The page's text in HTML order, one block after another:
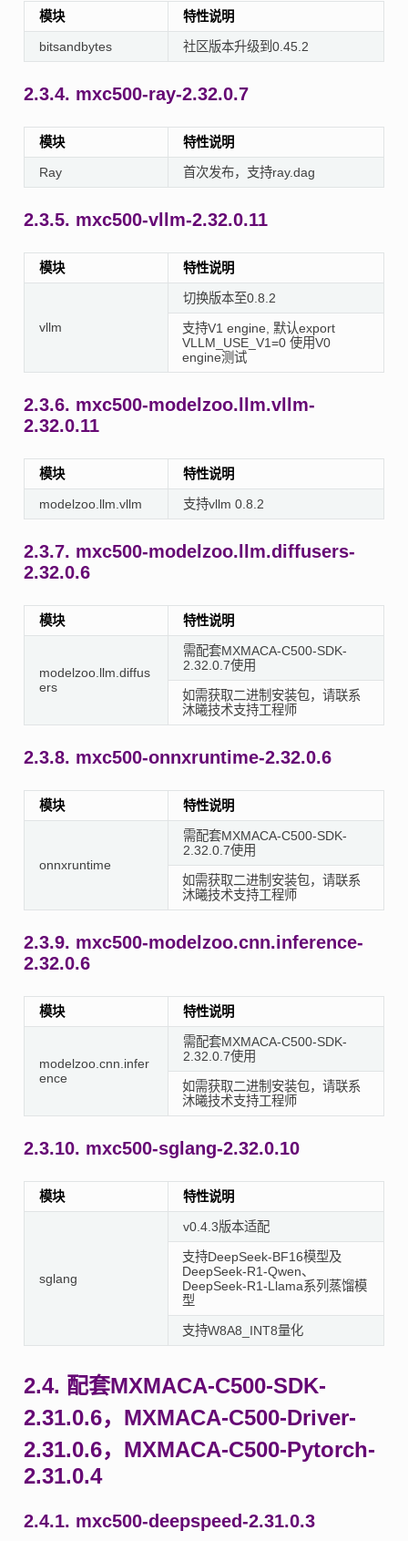
模块 特性说明
bitsandbytes 社区版本升级到0.45.2
2.3.4. mxc500-ray-2.32.0.7
模块 特性说明
Ray 首次发布，支持ray.dag
2.3.5. mxc500-vllm-2.32.0.11
模块 特性说明
vllm
切换版本至0.8.2
支持V1 engine, 默认export
VLLM_USE_V1=0 使用V0
engine测试
2.3.6. mxc500-modelzoo.llm.vllm-
2.32.0.11
模块 特性说明
modelzoo.llm.vllm 支持vllm 0.8.2
2.3.7. mxc500-modelzoo.llm.diffusers-
2.32.0.6
模块 特性说明
modelzoo.llm.diffus
ers
需配套MXMACA-C500-SDK-
2.32.0.7使用
如需获取二进制安装包，请联系
沐曦技术支持工程师
2.3.8. mxc500-onnxruntime-2.32.0.6
模块 特性说明
onnxruntime
需配套MXMACA-C500-SDK-
2.32.0.7使用
如需获取二进制安装包，请联系
沐曦技术支持工程师
2.3.9. mxc500-modelzoo.cnn.inference-
2.32.0.6
模块 特性说明
modelzoo.cnn.infer
ence
需配套MXMACA-C500-SDK-
2.32.0.7使用
如需获取二进制安装包，请联系
沐曦技术支持工程师
2.3.10. mxc500-sglang-2.32.0.10
模块 特性说明
sglang
v0.4.3版本适配
支持DeepSeek-BF16模型及
DeepSeek-R1-Qwen、
DeepSeek-R1-Llama系列蒸馏模
型
支持W8A8_INT8量化
2.4. 配套MXMACA-C500-SDK-
2.31.0.6，MXMACA-C500-Driver-
2.31.0.6，MXMACA-C500-Pytorch-
2.31.0.4
2.4.1. mxc500-deepspeed-2.31.0.3